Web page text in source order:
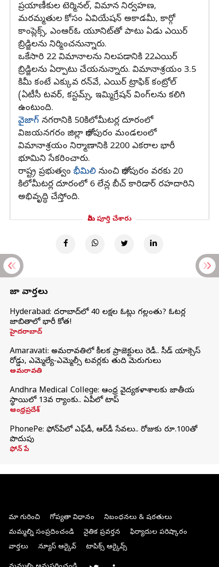
ప్రయాణీకుల టెర్మినల్, విమాన నిర్వహణ,
మరమ్మతుల కోసం ఏవియేషన్ అకాడమీ, కార్గో
కాంప్లెక్స్, ఎంఆర్ఓ యూనిట్‌తో పాటు ఏడు ఎయిర్
బ్రిడ్జిలను నిర్మించనున్నారు.
ఒకేసారి 22 విమానాలను నిలపడానికి 22ఎయిర్
బ్రిడ్జిలను ఏర్పాటు చేయనున్నారు. విమానాశ్రయం 3.5
కిమీ కంటే ఎక్కువ రన్‌వే, ఎయిర్ ట్రాఫిక్ కంట్రోల్
(ఏటీసీ టవర్, కస్టమ్స్, ఇమ్మిగ్రేషన్ వింగ్‌లను కలిగి
ఉంటుంది.
వైజాగ్‌ నగరానికి 50కిలోమీటర్ల దూరంలో
విజయనగరం జిల్లా భోగాపురం మండలంలో
విమానాశ్రయం నిర్మాణానికి 2200 ఎకరాల భారీ
భూమిని సేకరించారు.
రాష్ట్ర ప్రభుత్వం భీమిలి నుంచి భోగాపురం వరకు 20
కిలోమీటర్ల దూరంలో 6 లేన్ల బీచ్ కారిడార్ రహదారిని
అభివృద్ధి చేస్తోంది.
మీరు పూర్తి చేశారు
తాజా వార్తలు
Hyderabad: హైదరాబాద్‌లో 40 లక్షల ఓట్లు గల్లంతు? ఓటర్ల
జాబితాలో భారీ కోత!
హైదరాబాద్
Amaravati: అమరావతిలో కీలక ప్రాజెక్టులు రెడీ.. సీడ్‌ యాక్సెస్‌
రోడ్డు, ఎమ్మెల్యే-ఎమ్మెల్సీ టవర్లకు తుది మెరుగులు
అమరావతి
Andhra Medical College: ఆంధ్ర వైద్యకళాశాలకు జాతీయ
స్థాయిలో 13వ ర్యాంకు.. ఏపీలో టాప్
ఆంధ్రప్రదేశ్
PhonePe: ఫోన్‌పేలో ఎఫ్‌డీ, ఆర్‌డీ సేవలు.. రోజుకు రూ.100తో
పొదుపు
ఫోన్‌ పే
మా గురించి గోప్యతా విధానం
నిబంధనలు & షరతులు
మమ్మల్ని సంప్రదించండి
నైతిక ప్రవర్తన
ఫిర్యాదుల పరిష్కారం
వార్తలు
న్యూస్ ఆర్కైవ్ టాపిక్స్ ఆర్కైవ్స్